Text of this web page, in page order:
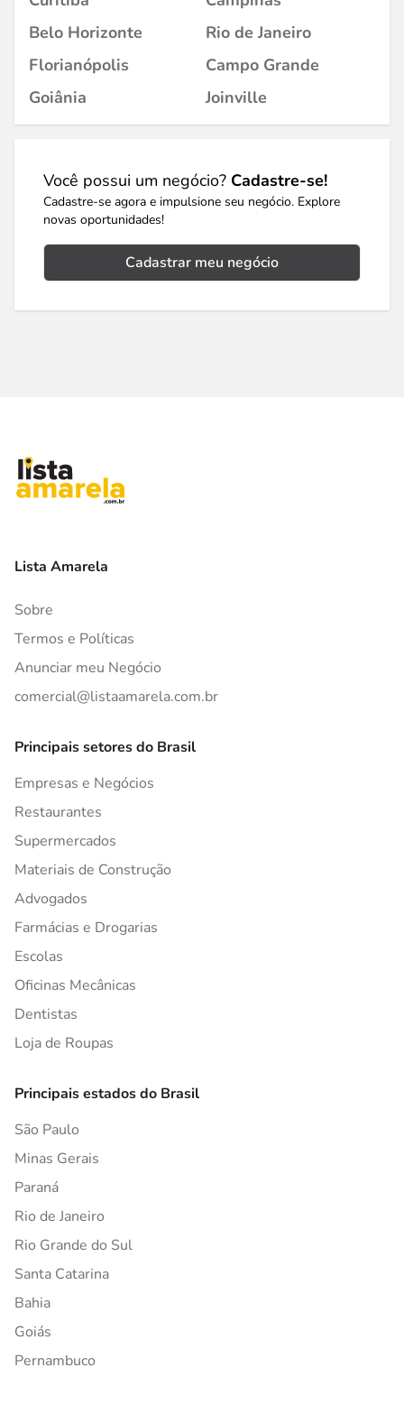
Belo Horizonte
Rio de Janeiro
Florianópolis
Campo Grande
Goiânia
Joinville
Você possui um negócio? Cadastre-se!
Cadastre-se agora e impulsione seu negócio. Explore
novas oportunidades!
Cadastrar meu negócio
Lista Amarela
Sobre
Termos e Políticas
Anunciar meu Negócio
comercial@listaamarela.com.br
Principais setores do Brasil
Empresas e Negócios
Restaurantes
Supermercados
Materiais de Construção
Advogados
Farmácias e Drogarias
Escolas
Oficinas Mecânicas
Dentistas
Loja de Roupas
Principais estados do Brasil
São Paulo
Minas Gerais
Paraná
Rio de Janeiro
Rio Grande do Sul
Santa Catarina
Bahia
Goiás
Pernambuco